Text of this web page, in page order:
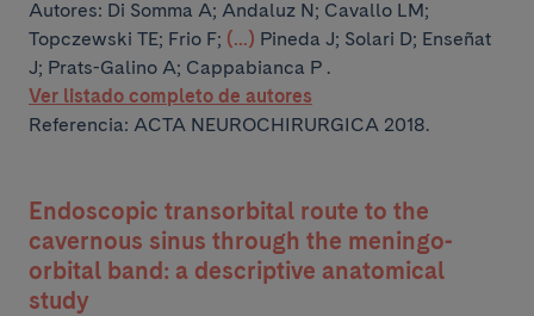
Autores: Di Somma A; Andaluz N; Cavallo LM;
Topczewski TE; Frio F; (...) Pineda J; Solari D; Enseñat
J; Prats-Galino A; Cappabianca P .
Ver listado completo de autores
Referencia: ACTA NEUROCHIRURGICA 2018.
Endoscopic transorbital route to the
cavernous sinus through the meningo-
orbital band: a descriptive anatomical
study